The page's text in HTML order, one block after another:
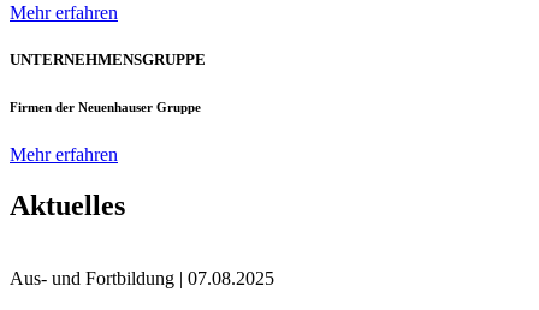
Mehr erfahren
UNTERNEHMENSGRUPPE
Firmen der Neuenhauser Gruppe
Mehr erfahren
Aktuelles
Aus- und Fortbildung | 07.08.2025